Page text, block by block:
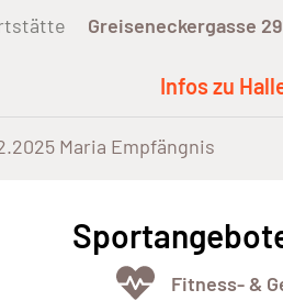
Greiseneckergasse
Infos zu
Maria Empfängnis
Fitness- &